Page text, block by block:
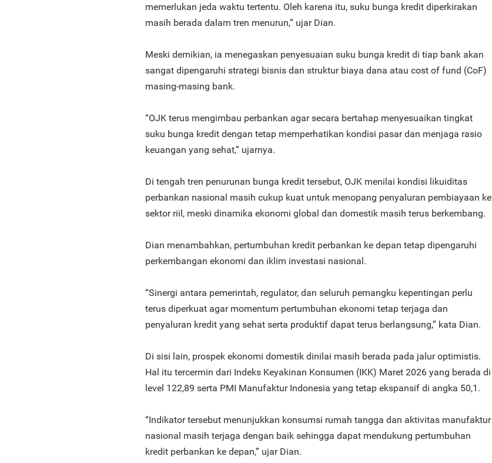
memerlukan jeda waktu tertentu. Oleh karena itu, suku bunga kredit diperkirakan
masih berada dalam tren menurun,” ujar Dian.
Meski demikian, ia menegaskan penyesuaian suku bunga kredit di tiap bank akan
sangat dipengaruhi strategi bisnis dan struktur biaya dana atau cost of fund (CoF)
masing-masing bank.
“OJK terus mengimbau perbankan agar secara bertahap menyesuaikan tingkat
suku bunga kredit dengan tetap memperhatikan kondisi pasar dan menjaga rasio
keuangan yang sehat,” ujarnya.
Di tengah tren penurunan bunga kredit tersebut, OJK menilai kondisi likuiditas
perbankan nasional masih cukup kuat untuk menopang penyaluran pembiayaan ke
sektor riil, meski dinamika ekonomi global dan domestik masih terus berkembang.
Dian menambahkan, pertumbuhan kredit perbankan ke depan tetap dipengaruhi
perkembangan ekonomi dan iklim investasi nasional.
“Sinergi antara pemerintah, regulator, dan seluruh pemangku kepentingan perlu
terus diperkuat agar momentum pertumbuhan ekonomi tetap terjaga dan
penyaluran kredit yang sehat serta produktif dapat terus berlangsung,” kata Dian.
Di sisi lain, prospek ekonomi domestik dinilai masih berada pada jalur optimistis.
Hal itu tercermin dari Indeks Keyakinan Konsumen (IKK) Maret 2026 yang berada di
level 122,89 serta PMI Manufaktur Indonesia yang tetap ekspansif di angka 50,1.
“Indikator tersebut menunjukkan konsumsi rumah tangga dan aktivitas manufaktur
nasional masih terjaga dengan baik sehingga dapat mendukung pertumbuhan
kredit perbankan ke depan,” ujar Dian.